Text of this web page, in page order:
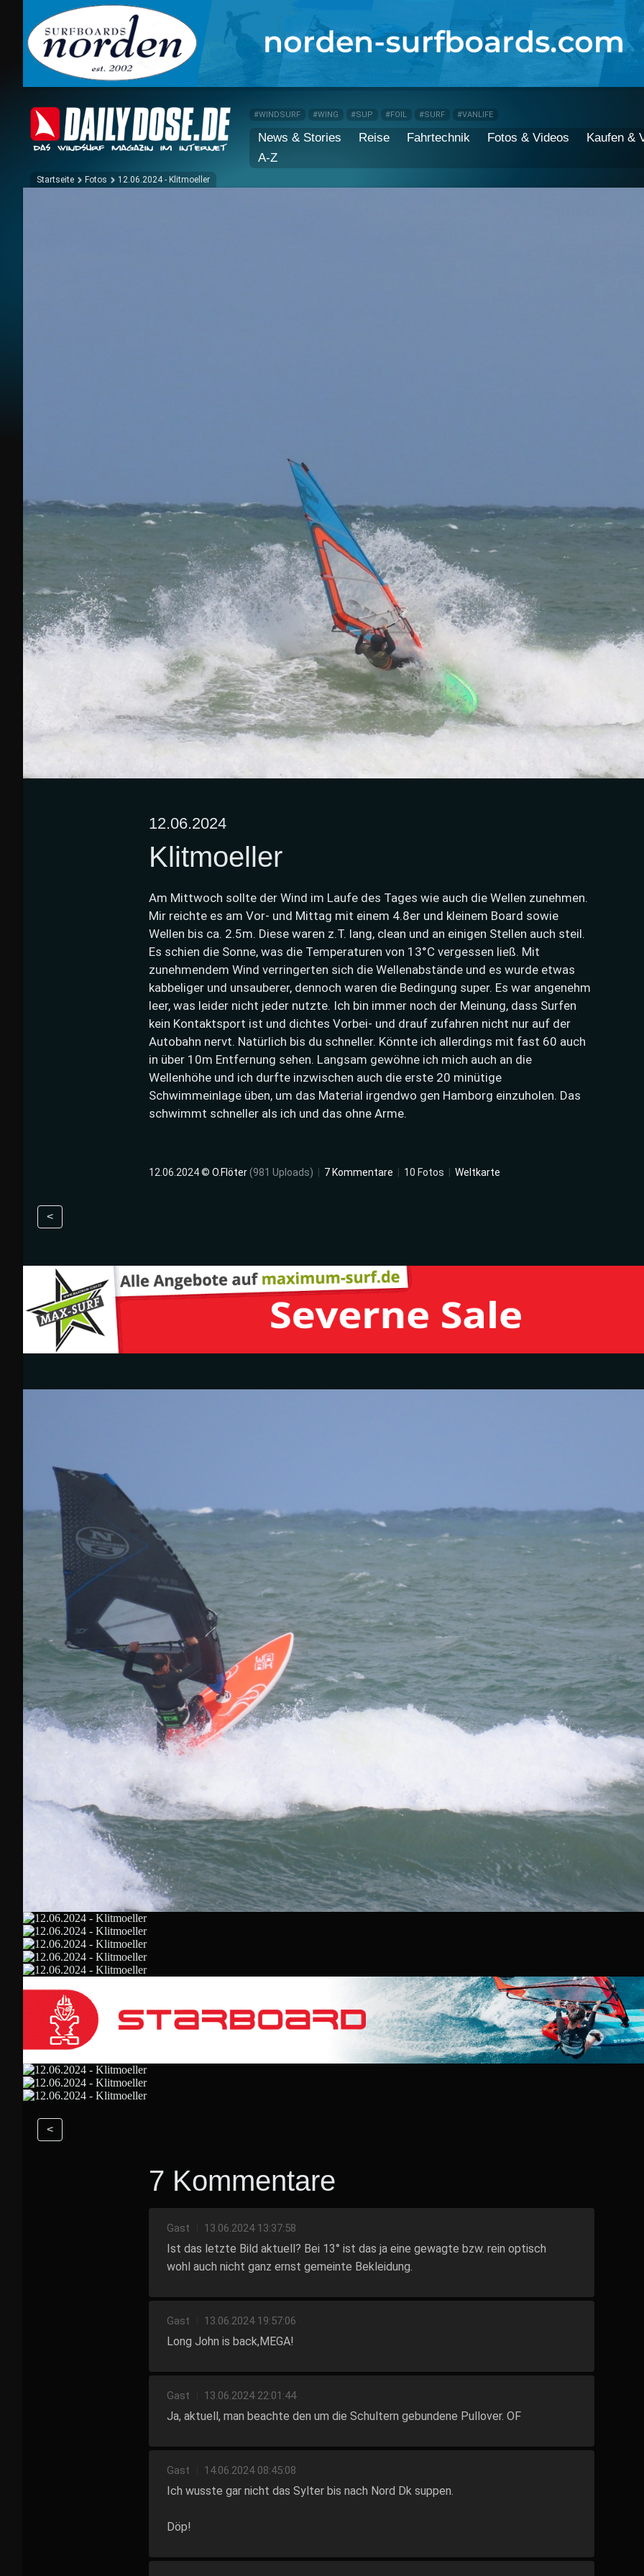
#WINDSURF #WING #SUP #FOIL #SURF #VANLIFE
News & Stories Reise Fahrtechnik Fotos & Videos
Kaufen &
A-Z
Startseite Fotos 12.06.2024 - Klitmoeller
12.06.2024
Klitmoeller
Am Mittwoch sollte der Wind im Laufe des Tages wie auch die Wellen zunehmen.
Mir reichte es am Vor- und Mittag mit einem 4.8er und kleinem Board sowie
Wellen bis ca. 2.5m. Diese waren z.T. lang, clean und an einigen Stellen auch steil.
Es schien die Sonne, was die Temperaturen von 13°C vergessen ließ. Mit
zunehmendem Wind verringerten sich die Wellenabstände und es wurde etwas
kabbeliger und unsauberer, dennoch waren die Bedingung super. Es war angenehm
leer, was leider nicht jeder nutzte. Ich bin immer noch der Meinung, dass Surfen
kein Kontaktsport ist und dichtes Vorbei- und drauf zufahren nicht nur auf der
Autobahn nervt. Natürlich bis du schneller. Könnte ich allerdings mit fast 60 auch
in über 10m Entfernung sehen. Langsam gewöhne ich mich auch an die
Wellenhöhe und ich durfte inzwischen auch die erste 20 minütige
Schwimmeinlage üben, um das Material irgendwo gen Hamborg einzuholen. Das
schwimmt schneller als ich und das ohne Arme.
12.06.2024 © O.Flöter(981 Uploads) 7 Kommentare 10 Fotos Weltkarte
<
<
7 Kommentare
Gast 13.06.2024 13:37:58
Ist das letzte Bild aktuell? Bei 13° ist das ja eine gewagte bzw. rein optisch
wohl auch nicht ganz ernst gemeinte Bekleidung.
Gast 13.06.2024 19:57:06
Long John is back,MEGA!
Gast 13.06.2024 22:01:44
Ja, aktuell, man beachte den um die Schultern gebundene Pullover. OF
Gast 14.06.2024 08:45:08
Ich wusste gar nicht das Sylter bis nach Nord Dk suppen.
Döp!